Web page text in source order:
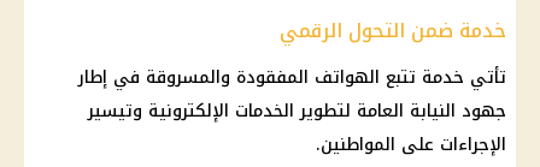
خدمة ضمن التحول الرقمي
تأتي خدمة تتبع الهواتف المفقودة والمسروقة في إطار
جهود النيابة العامة لتطويرالخدمات الإلكترونية وتيسير
الإجراءات على المواطنين.